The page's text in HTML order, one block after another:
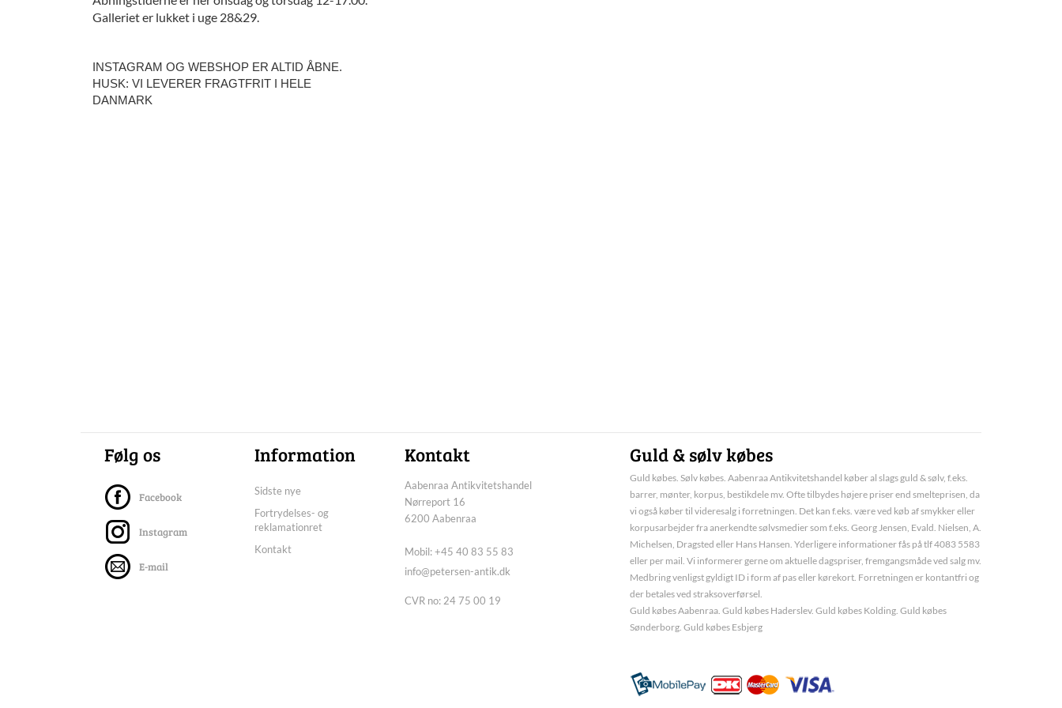
Galleriet er lukket i uge 28&29.
INSTAGRAM OG WEBSHOP ER ALTID ÅBNE.
HUSK: VI LEVERER FRAGTFRIT I HELE
DANMARK
Følg os
Facebook
Instagram
E-mail
Information
Sidste nye
Fortrydelses- og
reklamationret
Kontakt
Kontakt
Aabenraa Antikvitetshandel
Nørreport 16
6200 Aabenraa
Mobil: +45 40 83 55 83
info@petersen-antik.dk
CVR no: 24 75 00 19
Guld & sølv købes
Guld købes. Sølv købes. Aabenraa Antikvitetshandel køber al slags guld & sølv, f.eks.
barrer, mønter, korpus, bestikdele mv. Ofte tilbydes højere priser end smelteprisen, da
vi også køber til videresalg i forretningen. Det kan f.eks. være ved køb af smykker eller
korpusarbejder fra anerkendte sølvsmedier som f.eks. Georg Jensen, Evald. Nielsen, A.
Michelsen, Dragsted eller Hans Hansen. Yderligere informationer fås på tlf 4083 5583
eller per mail. Vi informerer gerne om aktuelle dagspriser, fremgangsmåde ved salg mv.
Medbring venligst gyldigt ID i form af pas eller kørekort. Forretningen er kontantfri og
der betales ved straksoverførsel.
Guld købes Aabenraa. Guld købes Haderslev. Guld købes Kolding. Guld købes
Sønderborg. Guld købes Esbjerg